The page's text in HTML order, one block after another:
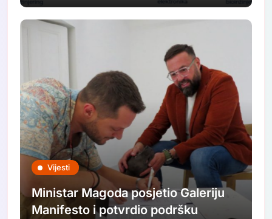
Vijesti
Ministar Magoda posjetio Galeriju
Manifesto i potvrdio podršku